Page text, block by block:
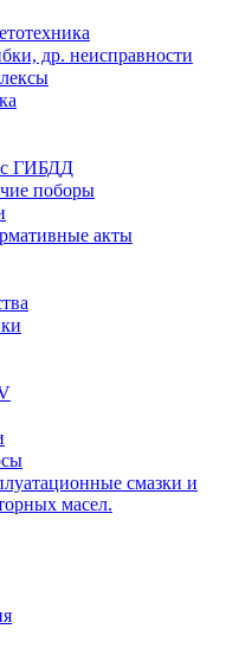
др. неисправности
ГИБДД
поборы
акты
смазки и
масел.